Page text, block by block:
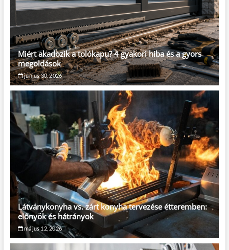
Miért akadozik a tolókapu? 4 gyakori hiba és a gyors
megoldások
június 30, 2026
Látványkonyha vs. zárt konyha tervezése étteremben:
előnyök és hátrányok
május 12, 2026